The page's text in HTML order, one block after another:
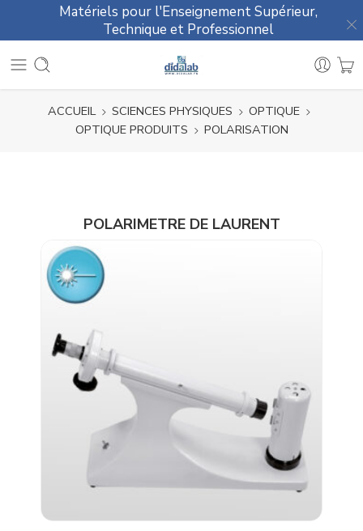
Matériels pour l'Enseignement Supérieur,
Technique et Professionnel
ACCUEIL SCIENCES PHYSIQUES
OPTIQUE
OPTIQUE PRODUITS
POLARISATION
POLARIMETRE DE LAURENT